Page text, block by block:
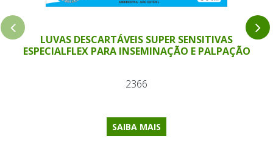
LUVAS DESCARTÁVEIS SUPER SENSITIVAS
ESPECIALFLEX PARA INSEMINAÇÃO E PALPAÇÃO
2366
SAIBA MAIS